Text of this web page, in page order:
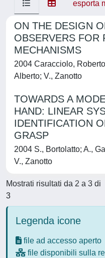
esporta
ON THE DESIGN
OBSERVERS FOR
MECHANISMS
2004 Caracciolo,
Alberto; V., Zanotto
TOWARDS A
HAND: LINEAR
IDENTIFICATION
GRASP
2004 S., Bortolatto; A.,
V., Zanotto
Mostrati risultati da 2 a 3 di
3
Legenda icone
file ad accesso aperto
file disponibili sulla